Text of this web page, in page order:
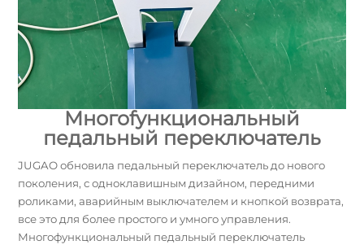
Многofункциональный
педальный переключатель
JUGAO обновила педальный переключатель до нового
поколения, с одноклавишным дизайном, передними
роликами, аварийным выключателем и кнопкой возврата,
все это для более простого и умного управления.
Многофункциональный педальный переключатель